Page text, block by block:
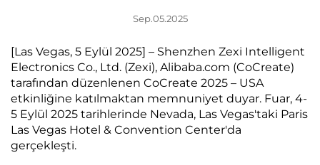
Sep.05.2025
[Las Vegas, 5 Eylül 2025] – Shenzhen Zexi Intelligent
Electronics Co., Ltd. (Zexi), Alibaba.com (CoCreate)
tarafından düzenlenen CoCreate 2025 – USA
etkinliğine katılmaktan memnuniyet duyar. Fuar, 4-
5 Eylül 2025 tarihlerinde Nevada, Las Vegas'taki Paris
Las Vegas Hotel & Convention Center'da
gerçekleşti.